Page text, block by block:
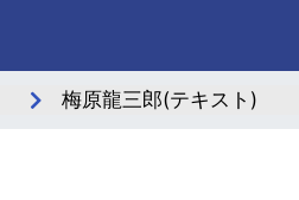
梅原龍三郎(テキスト)